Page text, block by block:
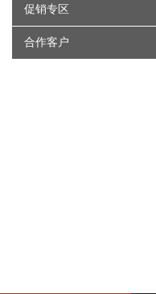
促销专区
合作客户